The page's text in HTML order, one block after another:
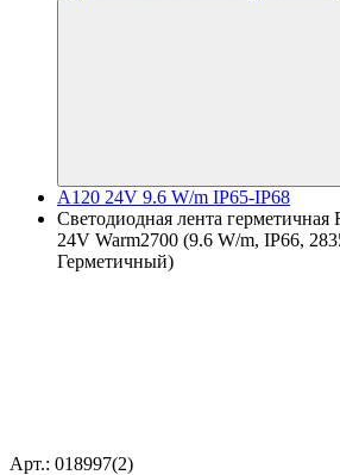
A120 24V 9.6 W/m IP65-IP68
Светодиодная лента
24V Warm2700 (9.6 W/m, IP66,
Герметичный)
Арт.: 018997(2)